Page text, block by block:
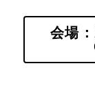
会場